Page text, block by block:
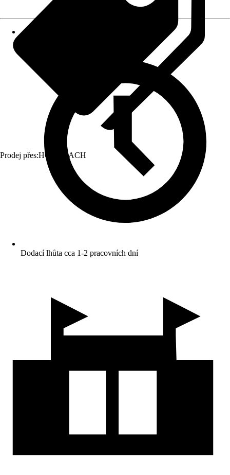
Prodej přes:HORNBACH
Dodací lhůta cca 1-2 pracovních dní